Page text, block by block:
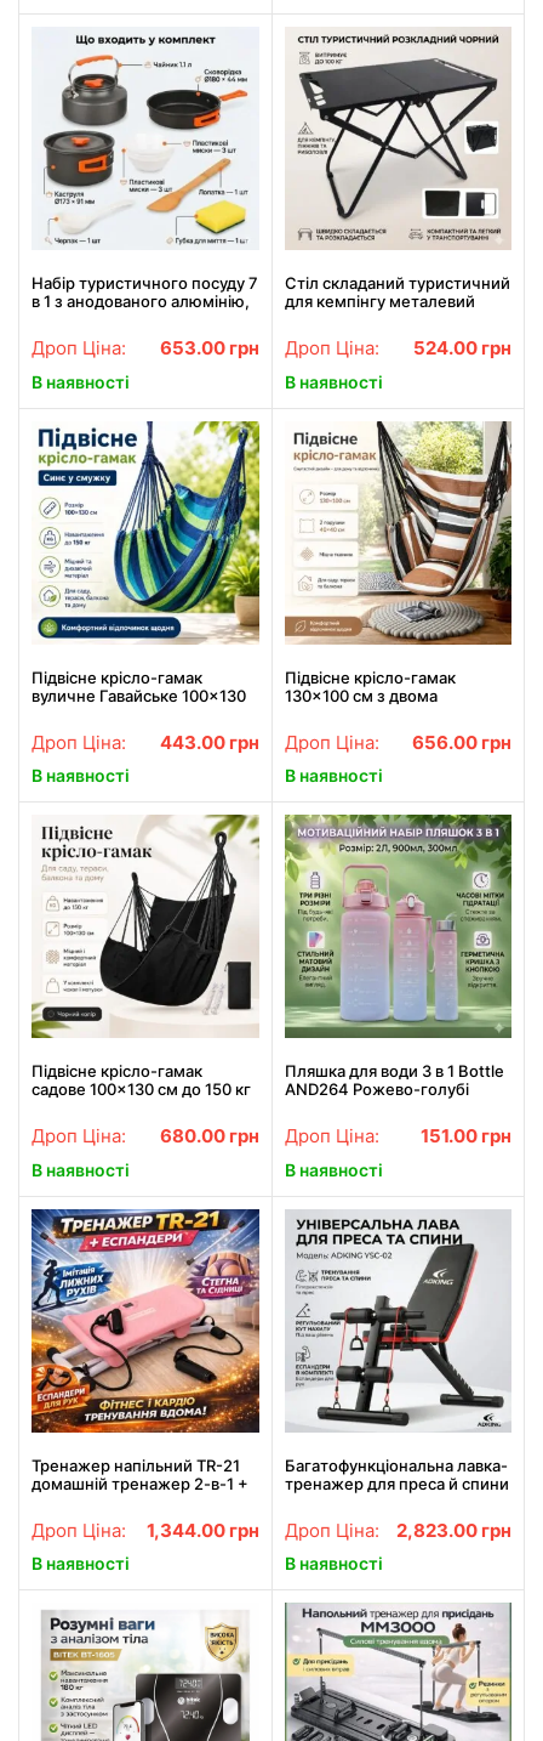
Набір туристичного посуду 7
в 1 з анодованого алюмінію,
кемпінгу на 2–3 людини з
каструлями, сковородою
Дроп Ціна: 653.00 грн
В наявності
Стіл складаний туристичний
для кемпінгу металевий
Дроп Ціна: 524.00 грн
В наявності
Підвісне крісло-гамак
вуличне Гавайське 100×130
крісло-гойдалка для саду,
тераси, балкона та дому
Дроп Ціна: 443.00 грн
В наявності
Підвісне крісло-гамак
130×100 см з двома
смугасте, крісло-гойдалка
для саду, тераси, балкона та
дому
Дроп Ціна: 656.00 грн
В наявності
Підвісне крісло-гамак
садове 100×130 см до 150 кг
саду, тераси, балкона та
дому
Дроп Ціна: 680.00 грн
В наявності
Пляшка для води 3 в 1 Bottle
AND264 Рожево-голубі
пляшок для води
Дроп Ціна: 151.00 грн
В наявності
Тренажер напільний TR-21
домашній тренажер 2-в-1 +
Багатофункціональний
тренажер TR-21 для
інтенсивного тренування
м'язів
Дроп Ціна: 1,344.00 грн
В наявності
Багатофункціональна лавка-
тренажер для преса й спини
еспандерами (регульована)
Дроп Ціна: 2,823.00 грн
В наявності